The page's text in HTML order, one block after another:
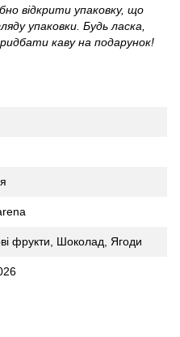
відкрити упаковку, що
упаковки. Будь ласка,
каву на подарунок!
фрукти Шоколад Ягоди